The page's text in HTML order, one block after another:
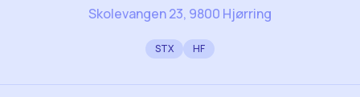
Skolevangen 23, 9800 Hjørring
STX HF